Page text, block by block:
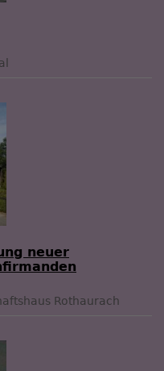
neuer
Rothaurach